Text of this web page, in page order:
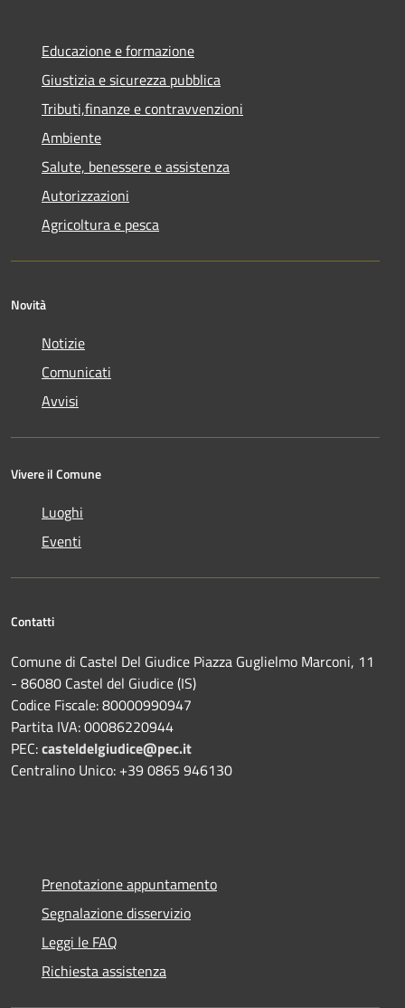
Educazione e formazione
Giustizia e sicurezza pubblica
Tributi,finanze e contravvenzioni
Ambiente
Salute, benessere e assistenza
Autorizzazioni
Agricoltura e pesca
Novità
Notizie
Comunicati
Avvisi
Vivere il Comune
Luoghi
Eventi
Contatti
Comune di Castel Del Giudice Piazza Guglielmo Marconi, 11
- 86080 Castel del Giudice (IS)
Codice Fiscale: 80000990947
Partita IVA: 00086220944
PEC:casteldelgiudice@pec.it
Centralino Unico: +39 0865 946130
Prenotazione appuntamento
Segnalazione disservizio
Leggi le FAQ
Richiesta assistenza